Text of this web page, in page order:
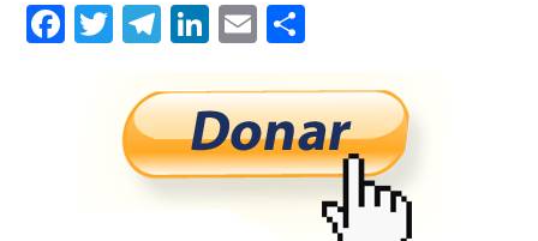
Fa T
tt
er
Te
gr
a
m
Li
ke
dI
n
E
ail m
p
ar
tir